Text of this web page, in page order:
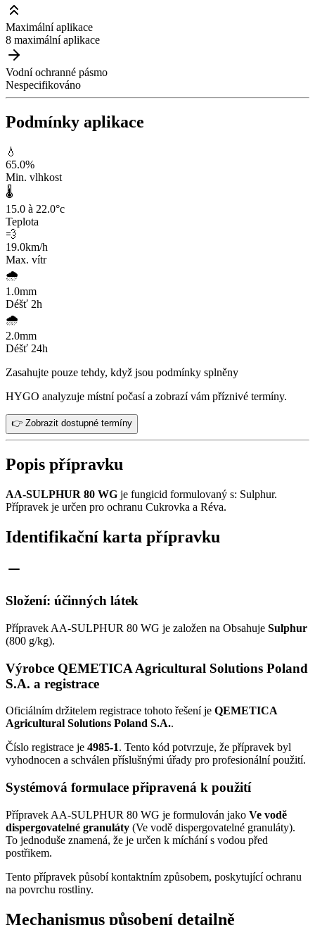
Maximální aplikace
8 maximální aplikace
Vodní ochranné pásmo
Nespecifikováno
Podmínky aplikace
💧
65.0%
Min. vlhkost
🌡️
15.0 à 22.0°c
Teplota
💨
19.0km/h
Max. vítr
🌧️
1.0mm
Déšť 2h
🌧️
2.0mm
Déšť 24h
Zasahujte pouze tehdy, když jsou podmínky splněny
HYGO analyzuje místní počasí a zobrazí vám příznivé termíny.
👉 Zobrazit dostupné termíny
Popis přípravku
AA-SULPHUR 80 WG je fungicid formulovaný s: Sulphur.
Přípravek je určen pro ochranu Cukrovka a Réva.
Identifikační karta přípravku
Složení: účinných látek
Přípravek AA-SULPHUR 80 WG je založen na Obsahuje Sulphur
(800 g/kg).
Výrobce QEMETICA Agricultural Solutions Poland
S.A. a registrace
Oficiálním držitelem registrace tohoto řešení je QEMETICA
Agricultural Solutions Poland S.A..
Číslo registrace je 4985-1. Tento kód potvrzuje, že přípravek byl
vyhodnocen a schválen příslušnými úřady pro profesionální použití.
Systémová formulace připravená k použití
Přípravek AA-SULPHUR 80 WG je formulován jako Ve vodě
dispergovatelné granuláty (Ve vodě dispergovatelné granuláty).
To jednoduše znamená, že je určen k míchání s vodou před
postřikem.
Tento přípravek působí kontaktním způsobem, poskytující ochranu
na povrchu rostliny.
Mechanismus působení detailně